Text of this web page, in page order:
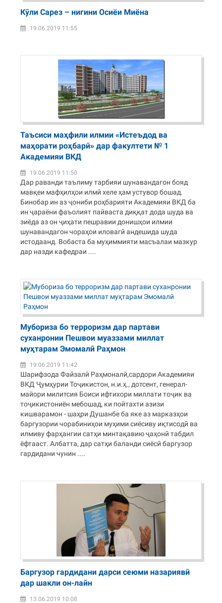
Кӯли Сарез – нигини Осиёи Миёна
19.06.2019 11:55
Таъсиси маҳфили илмии «Истеъдод ва
маҳорати роҳбарӣ» дар факултети № 1
Академияи ВКД
19.06.2019 11:50
Дар раванди таълиму тарбияи шунавандагон бояд
мавқеи мафҳилҳои илмӣ хеле ҳам устувор бошад.
Бинобар ин аз ҷониби роҳбарияти Академияи ВКД ба
ин ҷараёни фаъолият пайваста диққат дода шуда ва
зиёда аз он ҷиҳати пешравии донишҳои илмии
шунавандагон чораҳои иловагӣ андешида шуда
истодаанд. Вобаста ба муҳиммияти масъалаи мазкур
дар назди кафедраи ....
Мубориза бо терроризм дар партави
суханронии Пешвои муаззами миллат
муҳтарам Эмомалӣ Раҳмон
19.06.2019 11:42
Шарифзода Файзалӣ Раҳмоналӣ,сардори Академияи
ВКД Ҷумҳурии Тоҷикистон, н.и.ҳ., дотсент, генерал-
майори милитсия Боиси ифтихори миллати тоҷик ва
тоҷикистониён мебошад, ки пойтахти азизи
кишварамон - шаҳри Душанбе ба яке аз марказҳои
баргузории чорабиниҳои муҳими сиёсиву иқтисодӣ ва
илмиву фарҳангии сатҳи минтақавию ҷаҳонӣ табдил
ёфтааст. Албатта, дар сатҳи баланди сиёсӣ баргузор
гардидани чунин ....
Баргузор гардидани дарси сеюми назариявӣ
дар шакли он-лайн
13.06.2019 10:08